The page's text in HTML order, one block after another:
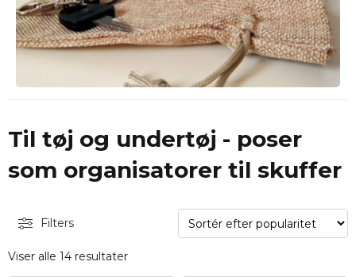
Til tøj og undertøj - poser
som organisatorer til skuffer
Filters
Viser alle 14 resultater